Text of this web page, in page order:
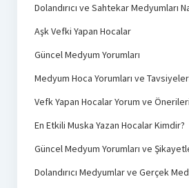
Dolandırıcı ve Sahtekar Medyumları
Aşk Vefki Yapan Hocalar
Güncel Medyum Yorumları
Medyum Hoca Yorumları ve
Vefk Yapan Hocalar Yorum ve Önerileri
En Etkili Muska Yazan Hocalar Kimdir?
Güncel Medyum Yorumları ve
Dolandırıcı Medyumlar ve Gerçek